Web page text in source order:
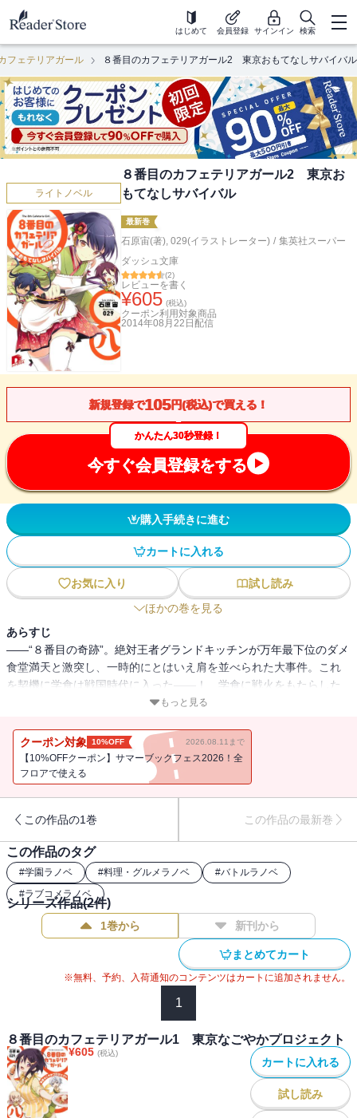
はじめて 会員登録 サインイン 検索
フェテリアガール ８番目のカフェテリアガール2 東京おもてなしサバイバル
ライトノベル
８番目のカフェテリアガール2 東京お
もてなしサバイバル
最新巻
石原宙(著), 029(イラストレーター) / 集英社スーパー
ダッシュ文庫
(2)
レビューを書く
¥605 (税込)
クーポン利用対象商品
2014年08月22日 配信
新規登録で105円(税込)で買える！
かんたん30秒登録！
今すぐ会員登録をする
購入手続きに進む
カートに入れる
お気に入り
試し読み
ほかの巻を見る
あらすじ
――“８番目の奇跡”。絶対王者グランドキッチンが万年最下位のダメ
食堂満天と激突し、一時的にとはいえ肩を並べられた大事件。これ
を契機に学食は戦国時代に入った――！ 学食に戦火をもたらした
のは“武闘派集団”和の蓬莱。序列２位の古豪だ。その料理長にし
ドキッチン打倒をもくろむ彼は、その切り札として満天の料理長か
こに目をつけ、蓬莱へのレンタル移籍を持ちかける
が・・・・・・。熾烈さを増すバトル。陰謀渦巻く学食で、ふたた
もっと見る
クーポン対象 10%OFF 2026.08.11まで
【10%OFFクーポン】サマーブックフェス2026！全
フロアで使える
この作品の1巻 この作品の最新巻
この作品のタグ
#学園ラノベ #料理・グルメラノベ #バトルラノベ
#ラブコメラノベ
シリーズ作品(2件)
1巻から 新刊から
まとめてカート
※無料、予約、入荷通知のコンテンツはカートに追加されません。
1
８番目のカフェテリアガール1 東京なごやかプロジェクト
¥605 (税込)
カートに入れる
試し読み